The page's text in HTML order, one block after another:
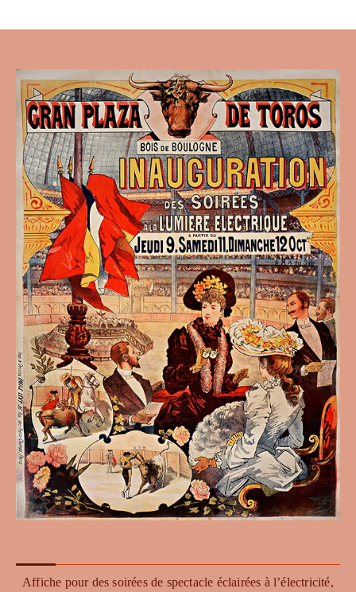
Affiche pour des soirées de spectacle éclairées à l’électricité,